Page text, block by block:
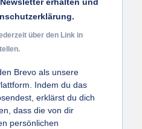
erhalten und
über den Link in
Brevo als unsere
Indem du das
erklärst du dich
dass die von dir
persönlichen